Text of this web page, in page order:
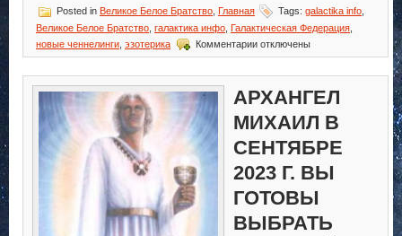
Posted in Великое Белое Братство Главная Tags: galactika info
Великое Белое Братство галактика инфо Галактическая Федерация
новые ченнелинги эзотерика Комментариик
записи
выполнить
славного
Божественного
Плана
отключены
АРХАНГЕЛ
МИХАИЛ В
СЕНТЯБРЕ
2023 Г. ВЫ
ГОТОВЫ
ВЫБРАТЬ